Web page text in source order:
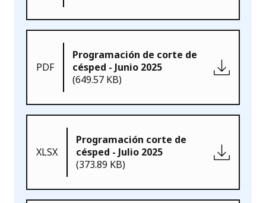
PDF
Programación de corte de
césped - Junio 2025
(649.57 KB)
XLSX
Programación corte de
césped - Julio 2025
(373.89 KB)